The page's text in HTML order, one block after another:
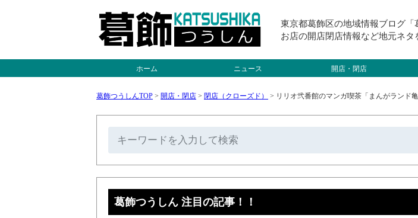
東京都葛飾区の地域情報ブログ「
お店の開店閉店情報など地元ネ
ホーム ニュース 開店・閉店
葛飾つうしんTOP > 開店・閉店 > 閉店（クローズド） > リリオ弐番館のマンガ喫茶「まんがランド
葛飾つうしん 注目の記事！！